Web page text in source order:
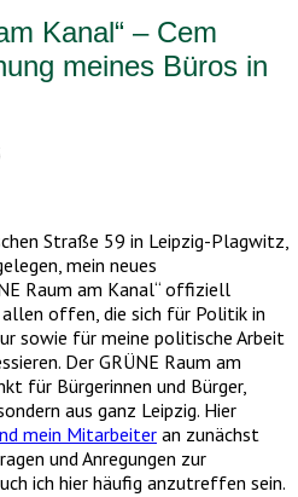
Kanal“ – Cem
meines Büros in
Straße 59 in Leipzig-Plagwitz,
mein neues
Raum am Kanal“ offiziell
offen, die sich für Politik in
sowie für meine politische Arbeit
Der GRÜNE Raum am
für Bürgerinnen und Bürger,
aus ganz Leipzig. Hier
mein Mitarbeiter an zunächst
und Anregungen zur
ich hier häufig anzutreffen sein.